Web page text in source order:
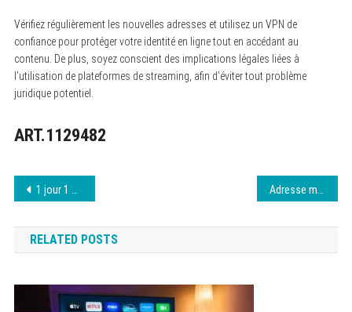
Vérifiez régulièrement les nouvelles adresses et utilisez un VPN de
confiance pour protéger votre identité en ligne tout en accédant au
contenu. De plus, soyez conscient des implications légales liées à
l’utilisation de plateformes de streaming, afin d’éviter tout problème
juridique potentiel.
ART.1129482
Navigation
de
l’article
1 jour 1 film : Changements d’adresse fréquents
RELATED POSTS